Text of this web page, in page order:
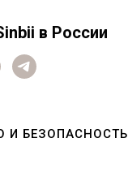
в России
И БЕЗОПАСНОСТЬ